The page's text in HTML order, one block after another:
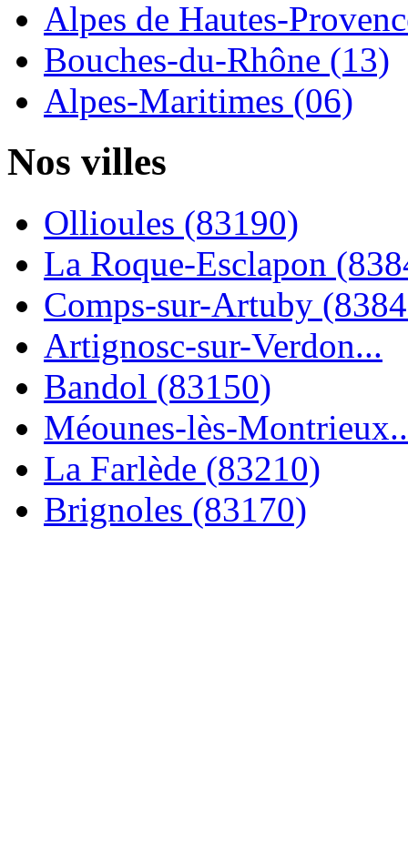
Alpes de Hautes-
Bouches-du-Rhône (13)
Alpes-Maritimes (06)
Nos villes
Ollioules (83190)
La Roque-Esclapon
Comps-sur-Artuby
Artignosc-sur-Verdon...
Bandol (83150)
Méounes-lès-
La Farlède (83210)
Brignoles (83170)